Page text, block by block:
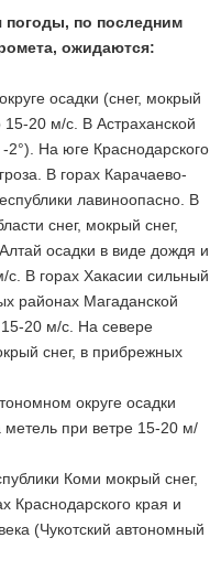
погоды, по последним
ожидаются:
осадки (снег, мокрый
15-20 м/с. В Астраханской
2°). На юге Краснодарского
В горах Карачаево-
лавиноопасно. В
снег, мокрый снег,
осадки в виде дождя и
с. В горах Хакасии сильный
районах Магаданской
15-20 м/с. На севере
снег, в прибрежных
округе осадки
метель при ветре 15-20 м/
Коми мокрый снег,
Краснодарского края и
(Чукотский автономный